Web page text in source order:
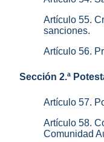
Artículo 55.
sanciones.
Artículo 56.
Sección 2.ª
Artículo 57.
Artículo 58.
Comunidad